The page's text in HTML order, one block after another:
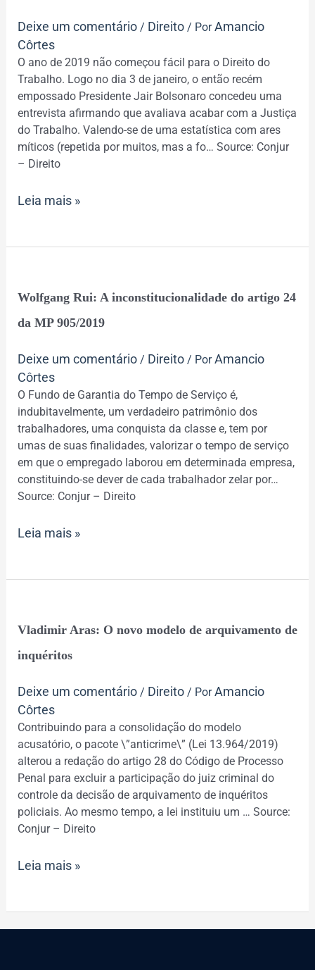
Deixe um comentário / Direito/ PorAmancio
Côrtes
O ano de 2019 não começou fácil para o Direito do
Trabalho. Logo no dia 3 de janeiro, o então recém
empossado Presidente Jair Bolsonaro concedeu uma
entrevista afirmando que avaliava acabar com a Justiça
do Trabalho. Valendo-se de uma estatística com ares
míticos (repetida por muitos, mas a fo… Source: Conjur
– Direito
"As
mais
tocadas
em
2019"
Leia mais »
Wolfgang Rui: A inconstitucionalidade do artigo 24
da MP 905/2019
Deixe um comentário / Direito/ PorAmancio
Côrtes
O Fundo de Garantia do Tempo de Serviço é,
indubitavelmente, um verdadeiro patrimônio dos
trabalhadores, uma conquista da classe e, tem por
umas de suas finalidades, valorizar o tempo de serviço
em que o empregado laborou em determinada empresa,
constituindo-se dever de cada trabalhador zelar por…
Source: Conjur – Direito
Rui:
A
do
artigo
24
da
MP
905/2019
Leia mais »
Vladimir Aras: O novo modelo de arquivamento de
inquéritos
Deixe um comentário / Direito/ PorAmancio
Côrtes
Contribuindo para a consolidação do modelo
acusatório, o pacote \”anticrime\” (Lei 13.964/2019)
alterou a redação do artigo 28 do Código de Processo
Penal para excluir a participação do juiz criminal do
controle da decisão de arquivamento de inquéritos
policiais. Ao mesmo tempo, a lei instituiu um … Source:
Conjur – Direito
Vladimir
Aras:
O
modelo
de
arquivamento
de
inquéritos
Leia mais »